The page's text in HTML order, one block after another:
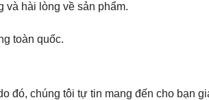
và hài lòng về sản phẩm.
toàn quốc.
đó, chúng tôi tự tin mang đến cho bạn